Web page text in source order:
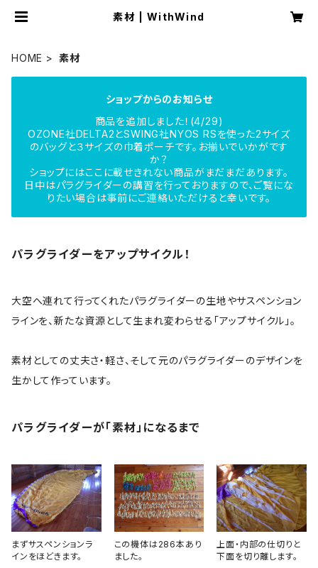
素材 | WithWind
HOME 素材
ショップからのお知らせ
商品を追加しました！(4/29)
OZONE社DELTA2とSWING社NYOS RSを使った2サイズ
のバッグと３サイズの巾着ポーチです。お揃いでいかがです
か？
ショップにはここに載せきれない商品がまだまだあります。
日中はパラグライダーの講習を行っておりますので、ご覧にな
りたい場合は事前にご連絡いただけると幸いです。
パラグライダーをアップサイクル！
大空へ連れて行ってくれたパラグライダーの生地やサスペンション
ラインを、新たな資源として生まれ変わらせる「アップサイクル」。
素材としての丈夫さ・軽さ、そして元のパラグライダーのデザインを
生かして作っています。
パラグライダーが「素材」になるまで
まずサスペンションラ
インをほどきます。
この機体は286本あり
ました。
上面・内部の仕切りと
下面を切り離します。